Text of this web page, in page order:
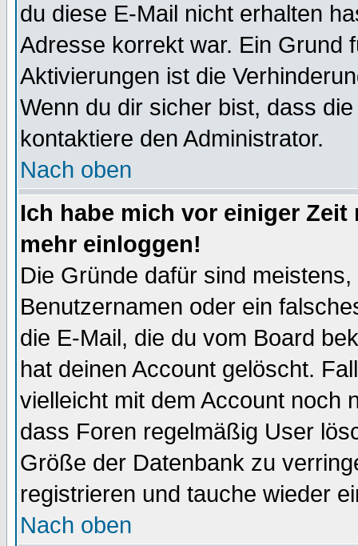
du diese E-Mail nicht erhalten
Adresse korrekt war. Ein Grund
Aktivierungen ist die
Wenn du dir sicher bist, dass
kontaktiere den Administrator.
Nach oben
Ich habe mich vor einiger
mehr einloggen!
Die Gründe dafür sind
Benutzernamen oder ein
die E-Mail, die du vom Board
hat deinen Account gelöscht.
vielleicht mit dem Account noch
dass Foren regelmäßig User
Größe der Datenbank zu
registrieren und tauche wieder
Nach oben